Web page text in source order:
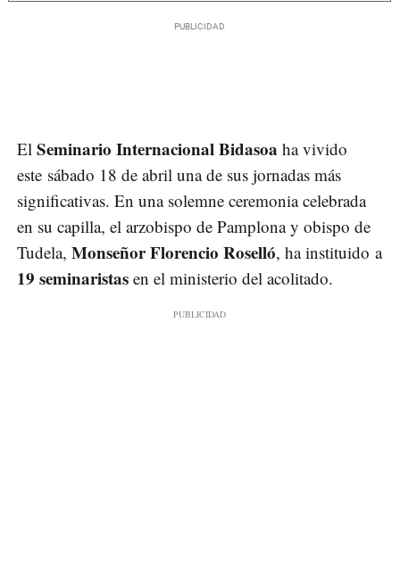
El Seminario Internacional Bidasoa ha vivido
este sábado 18 de abril una de sus jornadas más
significativas. En una solemne ceremonia celebrada
en su capilla, el arzobispo de Pamplona y obispo de
Tudela, Monseñor Florencio Roselló, ha instituido a
19 seminaristas en el ministerio del acolitado.